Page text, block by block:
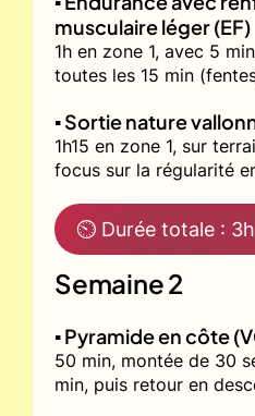
musculaire léger (EF)
1h en zone 1, avec 5
toutes les 15 min
▪️ Sortie nature
1h15 en zone 1, sur
focus sur la régularité
⏲ Durée totale : 3h
Semaine 2
▪️ Pyramide en côte
50 min, montée de 30
min, puis retour en